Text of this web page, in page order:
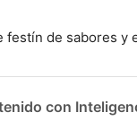
festín de sabores
con